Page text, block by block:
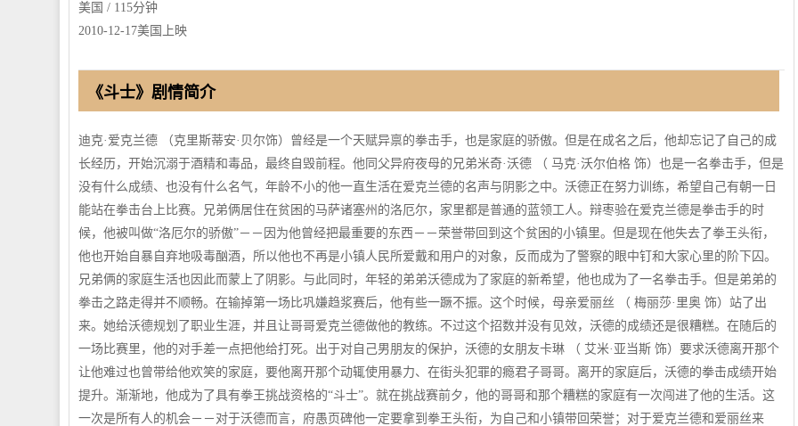
美国 / 115分钟
2010-12-17美国上映
《斗士》剧情简介
迪克·爱克兰德 （克里斯蒂安·贝尔饰）曾经是一个天赋异禀的拳击手，也是家庭的骄傲。但是在成名之后，他却忘记了自己的成
长经历，开始沉溺于酒精和毒品，最终自毁前程。他同父异府夜母的兄弟米奇·沃德 （ 马克·沃尔伯格 饰）也是一名拳击手，但是
没有什么成绩、也没有什么名气，年龄不小的他一直生活在爱克兰德的名声与阴影之中。沃德正在努力训练，希望自己有朝一日
能站在拳击台上比赛。兄弟俩居住在贫困的马萨诸塞州的洛厄尔，家里都是普通的蓝领工人。辩枣验在爱克兰德是拳击手的时
候，他被叫做“洛厄尔的骄傲”－－因为他曾经把最重要的东西－－荣誉带回到这个贫困的小镇里。但是现在他失去了拳王头衔，
他也开始自暴自弃地吸毒酗酒，所以他也不再是小镇人民所爱戴和用户的对象，反而成为了警察的眼中钉和大家心里的阶下囚。
兄弟俩的家庭生活也因此而蒙上了阴影。与此同时，年轻的弟弟沃德成为了家庭的新希望，他也成为了一名拳击手。但是弟弟的
拳击之路走得并不顺畅。在输掉第一场比巩嫌趋浆赛后，他有些一蹶不振。这个时候，母亲爱丽丝 （ 梅丽莎·里奥 饰）站了出
来。她给沃德规划了职业生涯，并且让哥哥爱克兰德做他的教练。不过这个招数并没有见效，沃德的成绩还是很糟糕。在随后的
一场比赛里，他的对手差一点把他给打死。出于对自己男朋友的保护，沃德的女朋友卡琳 （ 艾米·亚当斯 饰）要求沃德离开那个
让他难过也曾带给他欢笑的家庭，要他离开那个动辄使用暴力、在街头犯罪的瘾君子哥哥。离开的家庭后，沃德的拳击成绩开始
提升。渐渐地，他成为了具有拳王挑战资格的“斗士”。就在挑战赛前夕，他的哥哥和那个糟糕的家庭有一次闯进了他的生活。这
一次是所有人的机会－－对于沃德而言，府愚页碑他一定要拿到拳王头衔，为自己和小镇带回荣誉；对于爱克兰德和爱丽丝来